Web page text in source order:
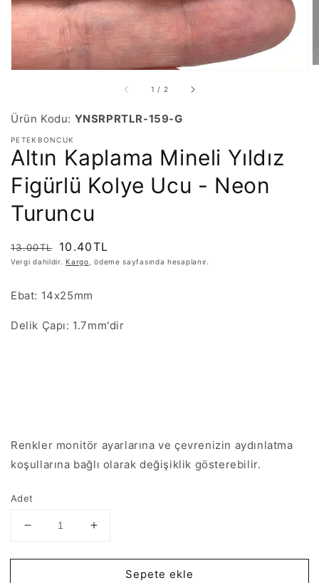
1 / /2
Ürün Kodu: YNSRPRTLR-159-G
PETEKBONCUK
Altın Kaplama Mineli Yıldız
Figürlü Kolye Ucu - Neon
Turuncu
Normal
fiyat
13.00TL
İndirimli
fiyat
10.40TL
Vergi dahildir.Kargo , ödeme sayfasında hesaplanır.
Ebat: 14x25mm
Delik Çapı: 1.7mm'dir
Renkler monitör ayarlarına ve çevrenizin aydınlatma
koşullarına bağlı olarak değişiklik gösterebilir.
Adet
Mineli
Altın
Mineli
Sepete ekle